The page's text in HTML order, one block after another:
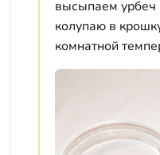
высыпаем урбеч
колупаю в
комнатной